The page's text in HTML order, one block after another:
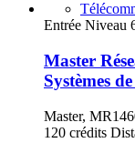
Entrée Niveau
Master
Systèmes
Master,
120 crédits